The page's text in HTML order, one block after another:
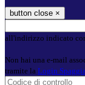
button close ×
all'indirizzo indicato
Non hai una e-mail
tramite la Login